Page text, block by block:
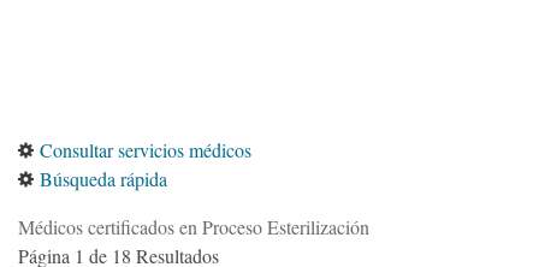
Consultar servicios médicos
Búsqueda rápida
Médicos certificados en Proceso Esterilización
Página 1 de 18 Resultados